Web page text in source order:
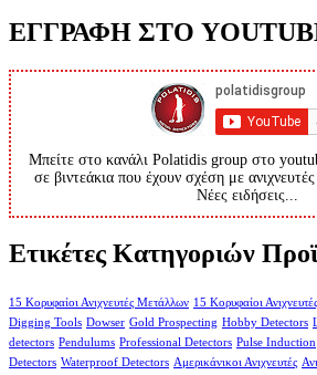
ΕΓΓΡΑΦΗ ΣΤΟ
Μπείτε στο κανάλι Polatidis group στο
σε βιντεάκια που έχουν σχέση με
Νέες ειδήσεις...
Ετικέτες Κατηγοριών
15 Κορυφαίοι Ανιχνευτές Μετάλλων 15 Κορυφαίοι
Digging Tools Dowser Gold Prospecting Hobby Detectors
detectors Pendulums Professional Detectors Pulse Induction
Detectors Waterproof Detectors Αμερικάνικοι Ανιχνευτές